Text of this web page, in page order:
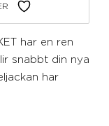
har en ren
snabbt din nya
har